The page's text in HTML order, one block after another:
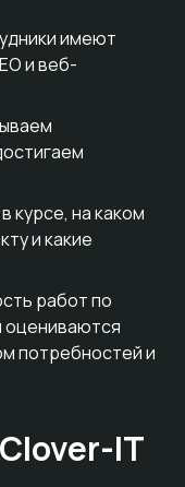
имеют
и веб-
курсе, на каком
и какие
работ по
оцениваются
потребностей и
IT